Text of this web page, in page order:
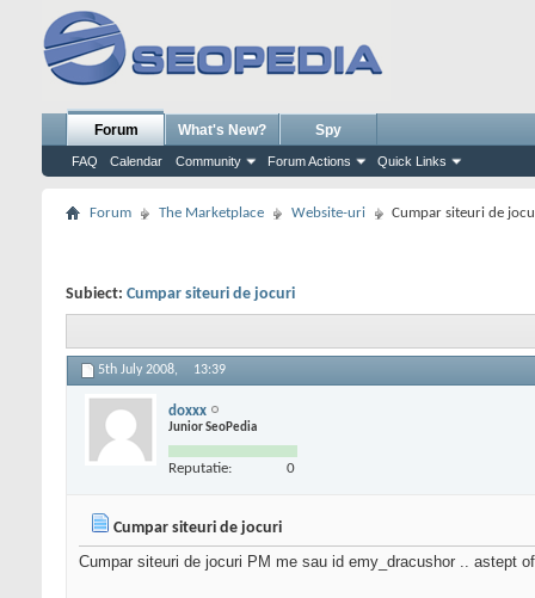
Forum
FAQ Calendar Community Forum Actions Quick Links
What's New? Spy
Forum The Marketplace Website-uri Cumpar siteuri de
Subiect: Cumpar siteuri de jocuri
5th July 2008, 13:39
doxxx
Junior SeoPedia
Reputatie: 0
Cumpar siteuri de jocuri
Cumpar siteuri de jocuri PM me sau id emy_dracushor .. astept